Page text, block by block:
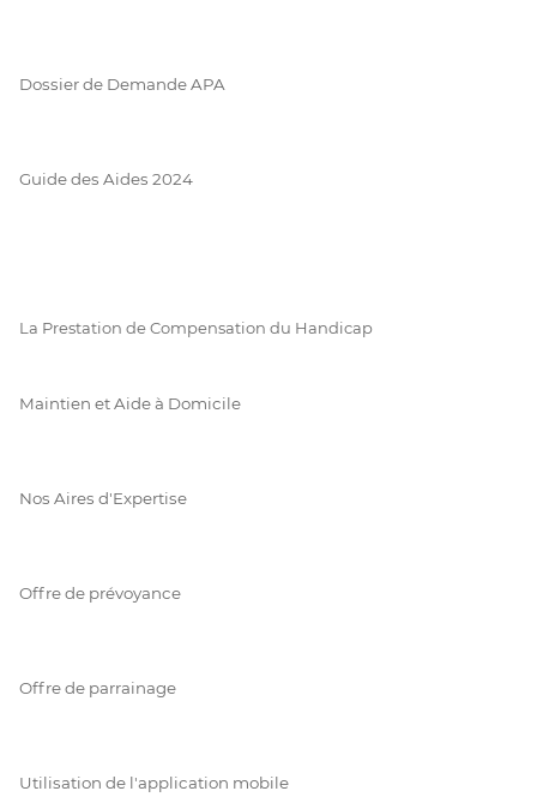
Dossier de Demande APA
Guide des Aides 2024
La Prestation de Compensation du Handicap
Maintien et Aide à Domicile
Nos Aires d'Expertise
Offre de prévoyance
Offre de parrainage
Utilisation de l'application mobile